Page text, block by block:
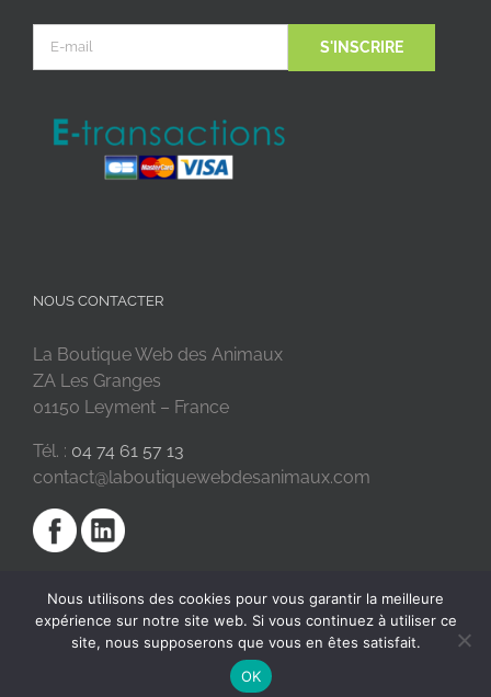
NOUS CONTACTER
La Boutique Web des Animaux
ZA Les Granges
01150 Leyment – France
Tél. : 04 74 61 57 13
contact@laboutiquewebdesanimaux.com
2018 © La Boutique Web des Animaux | Réalisé par
Nous utilisons des cookies pour vous garantir la meilleure
expérience sur notre site web. Si vous continuez à utiliser ce
site, nous supposerons que vous en êtes satisfait.
OK